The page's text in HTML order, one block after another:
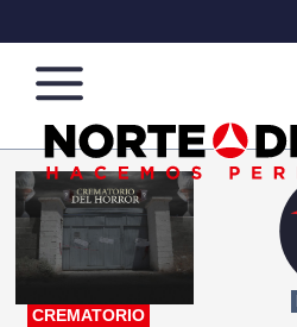
Norte
de
Ciudad
Más
que
noticias,
hacemos periodismo
CREMATORIO